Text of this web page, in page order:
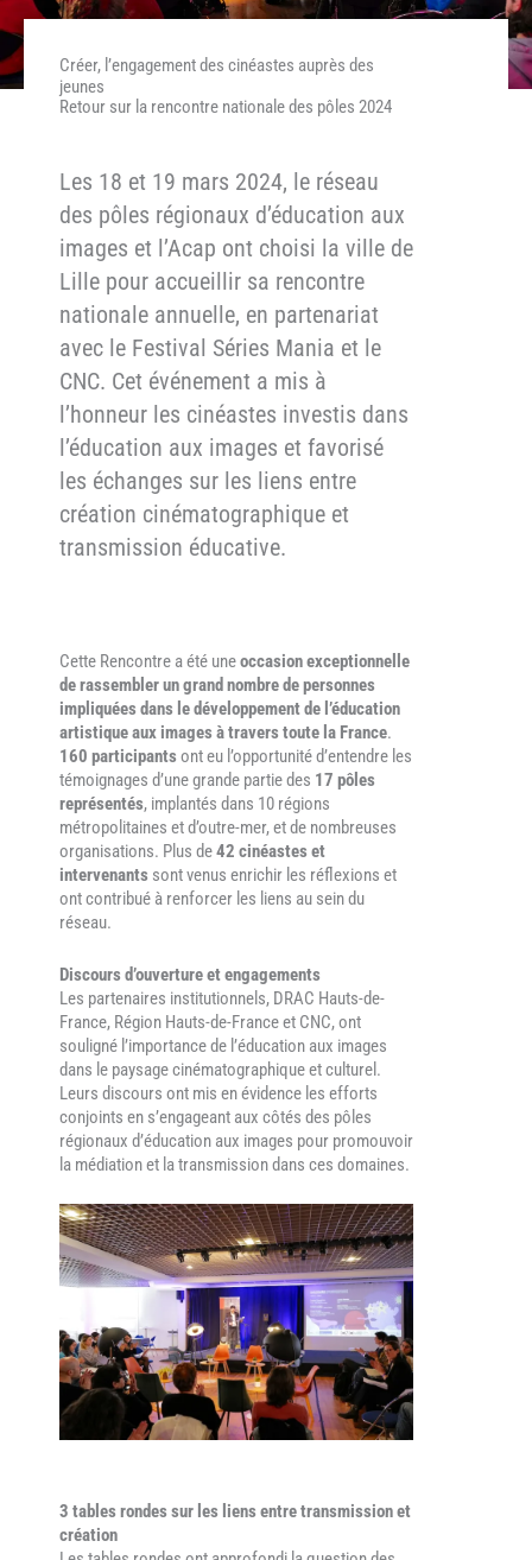
Créer, l’engagement des cinéastes auprès des
jeunes
Retour sur la rencontre nationale des pôles 2024
Les 18 et 19 mars 2024, le réseau
des pôles régionaux d’éducation aux
images et l’Acap ont choisi la ville de
Lille pour accueillir sa rencontre
nationale annuelle, en partenariat
avec le Festival Séries Mania et le
CNC. Cet événement a mis à
l’honneur les cinéastes investis dans
l’éducation aux images et favorisé
les échanges sur les liens entre
création cinématographique et
transmission éducative.
Cette Rencontre a été uneoccasion exceptionnelle
de rassembler un grand nombre de personnes
impliquées dans le développement de l’éducation
artistique aux images à travers toute la France.
160 participantsont eu l’opportunité d’entendre les
témoignages d’une grande partie des 17 pôles
représentés, implantés dans 10 régions
métropolitaines et d’outre-mer, et de nombreuses
organisations. Plus de42 cinéastes et
intervenants sont venus enrichir les réflexions et
ont contribué à renforcer les liens au sein du
réseau.
Discours d’ouverture et engagements
Les partenaires institutionnels, DRAC Hauts-de-
France, Région Hauts-de-France et CNC, ont
souligné l’importance de l’éducation aux images
dans le paysage cinématographique et culturel.
Leurs discours ont mis en évidence les efforts
conjoints en s’engageant aux côtés des pôles
régionaux d’éducation aux images pour promouvoir
la médiation et la transmission dans ces domaines.
3 tables rondes sur les liens entre transmission et
création